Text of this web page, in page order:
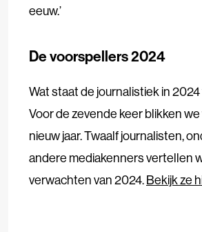
eeuw.’
De voorspellers 2024
Wat staat de journalistiek in
Voor de zevende keer blikken
nieuw jaar. Twaalf journalisten,
andere mediakenners vertellen
verwachten van 2024.Bekijk ze